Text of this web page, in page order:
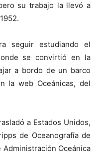
su trabajo la llevó a
seguir estudiando el
se convirtió en la
a bordo de un barco
la web Oceánicas, del
a Estados Unidos,
de Oceanografía de
Oceánica